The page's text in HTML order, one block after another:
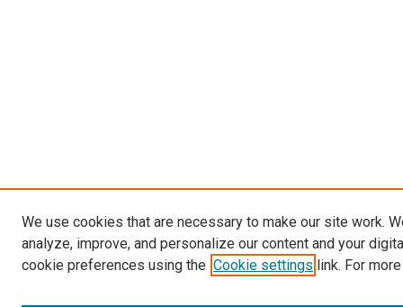
We use cookies that are necessary to make our site work.
analyze, improve, and personalize our content and your
cookie preferences using the Cookie settings link. For